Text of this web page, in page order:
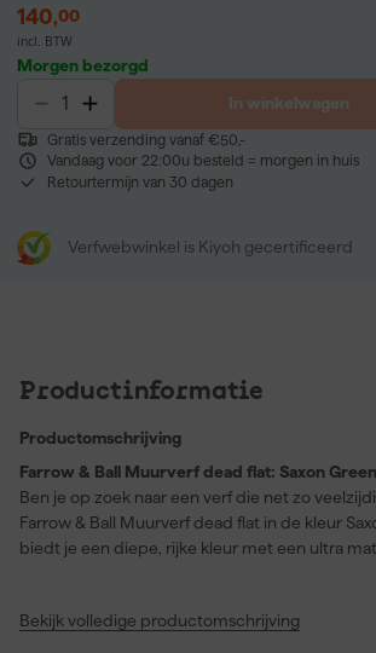
140,00
incl. BTW
Morgen bezorgd
In winkelwagen
Gratis verzending vanaf €50,-
Vandaag voor 22:00u besteld = morgen in huis
Retourtermijn van 30 dagen
Verfwebwinkel is Kiyoh gecertificeerd
Productinformatie
Productomschrijving
Farrow & Ball Muurverf dead flat: Saxon
Ben je op zoek naar een verf die net zo
Farrow & Ball Muurverf dead flat in de kleur
biedt je een diepe, rijke kleur met een ultra
ruimte met gemak en finesse. Of je nu werkt
Bekijk volledige productomschrijving